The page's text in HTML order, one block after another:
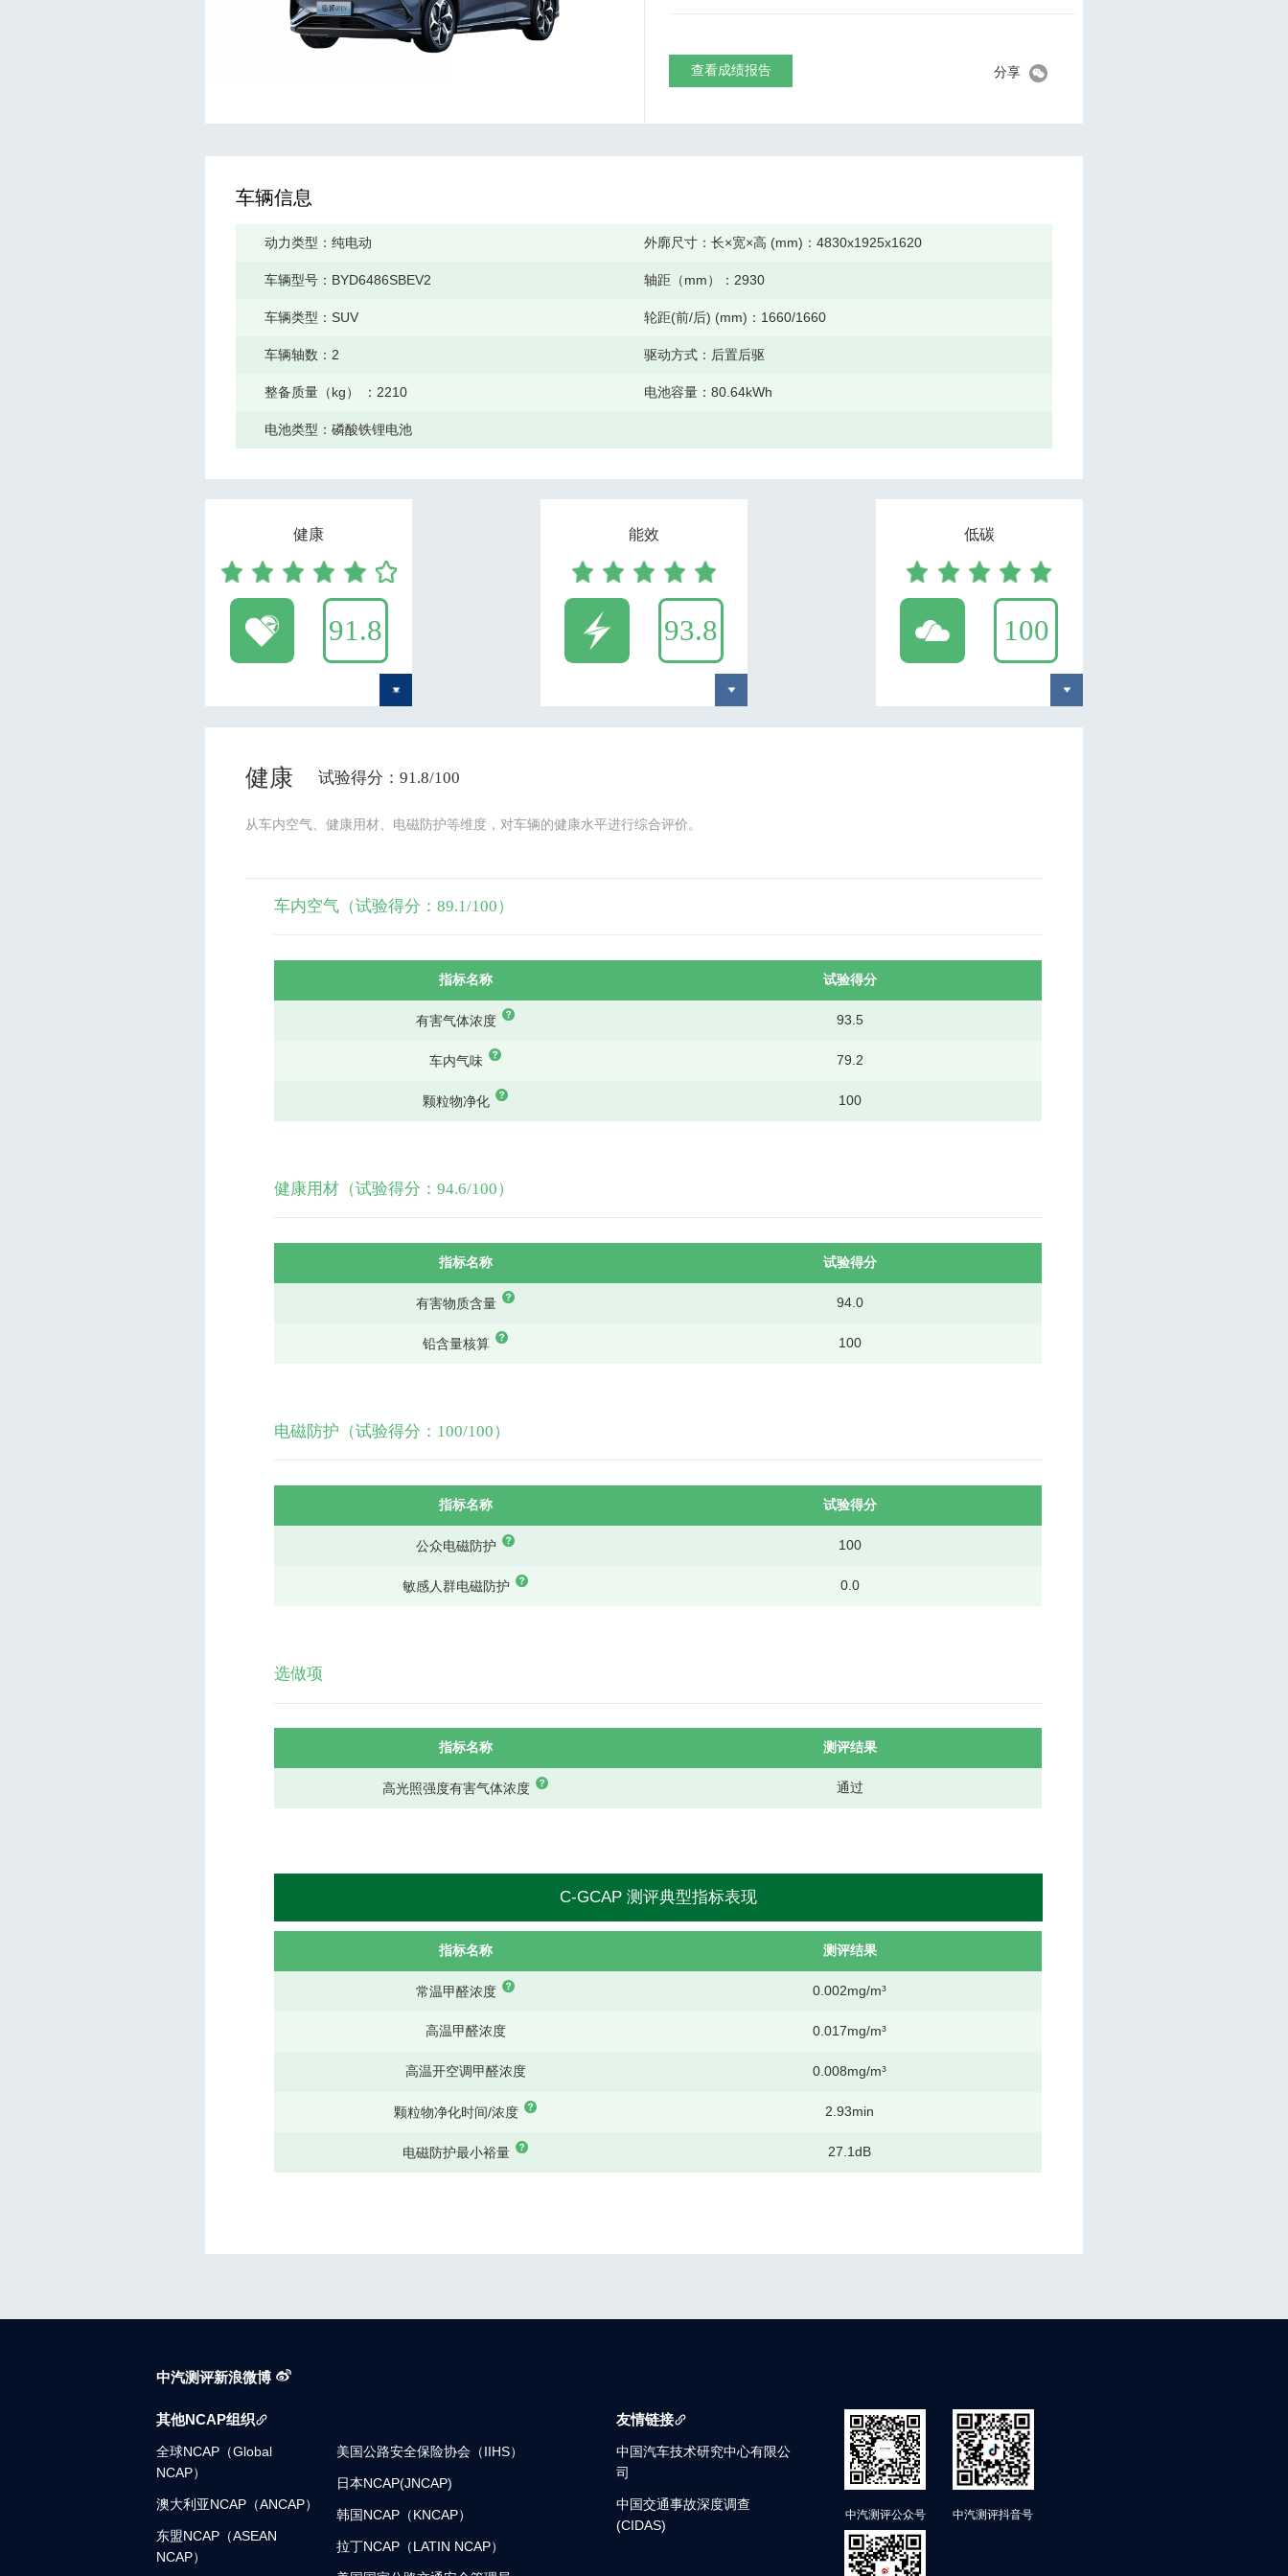
分享
查看成绩报告
车辆信息
动力类型： 纯电动 外廓尺寸：长×宽×高 (mm)： 4830x1925x1620
车辆型号： BYD6486SBEV2 轴距（mm）： 2930
车辆类型： SUV 轮距(前/后) (mm)： 1660/1660
车辆轴数： 2 驱动方式： 后置后驱
整备质量（kg） ： 2210 电池容量： 80.64kWh
电池类型： 磷酸铁锂电池
健康
91.8
能效
93.8
低碳
100
健康 试验得分：91.8/100
从车内空气、健康用材、电磁防护等维度，对车辆的健康水平进行综合评价。
车内空气（试验得分：89.1/100）
指标名称 试验得分
有害气体浓度 93.5
车内气味 79.2
颗粒物净化 100
健康用材（试验得分：94.6/100）
指标名称 试验得分
有害物质含量 94.0
铅含量核算 100
电磁防护（试验得分：100/100）
指标名称 试验得分
公众电磁防护 100
敏感人群电磁防护 0.0
选做项
指标名称 测评结果
高光照强度有害气体浓度 通过
C-GCAP 测评典型指标表现
指标名称 测评结果
常温甲醛浓度 0.002mg/m³
高温甲醛浓度 0.017mg/m³
高温开空调甲醛浓度 0.008mg/m³
颗粒物净化时间/浓度 2.93min
电磁防护最小裕量 27.1dB
中汽测评新浪微博
其他NCAP组织
全球NCAP（Global
NCAP）
澳大利亚NCAP（ANCAP）
东盟NCAP（ASEAN
NCAP）
美国公路安全保险协会（IIHS）
日本NCAP(JNCAP)
韩国NCAP（KNCAP）
拉丁NCAP（LATIN NCAP）
友情链接
中国汽车技术研究中心有限公
司
中国交通事故深度调查
(CIDAS)
中汽测评公众号 中汽测评抖音号